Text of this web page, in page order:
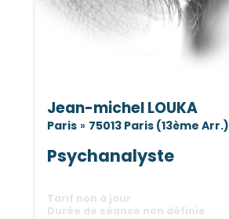
Jean-michel LOUKA
Paris» 75013 Paris (13ème Arr.)
Psychanalyste
Tarif non à jour
Durée de séance non définie